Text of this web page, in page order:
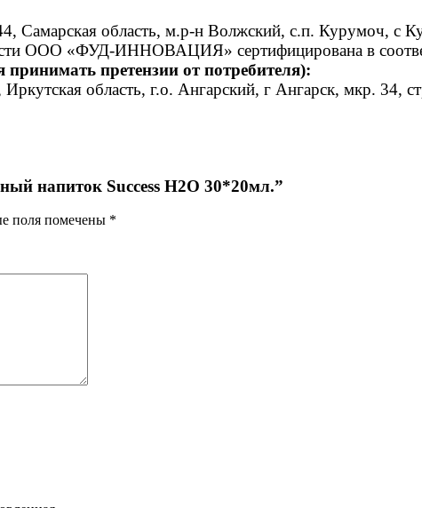
область, м.р-н Волжский, с.п. Курумоч, с
ООО «ФУД-ИННОВАЦИЯ» сертифицирована в
претензии от потребителя):
область, г.о. Ангарский, г Ангарск, мкр. 34,
напиток Success H2O 30*20мл.”
поля помечены *